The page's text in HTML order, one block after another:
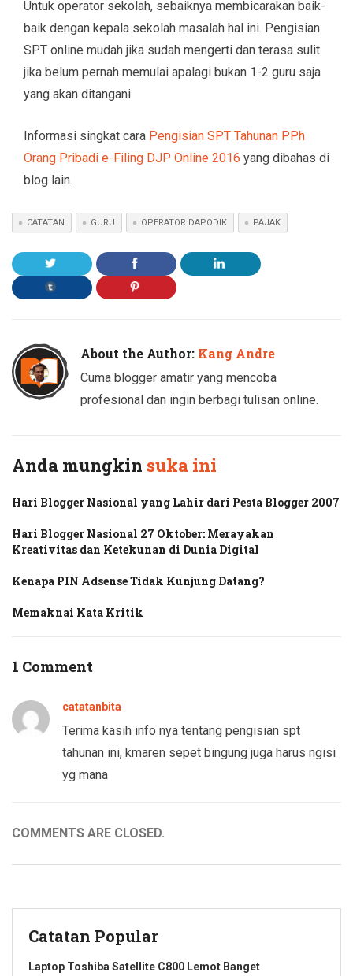
Untuk operator sekolah, sebaiknya membicarakan baik-
baik dengan kepala sekolah masalah hal ini. Pengisian
SPT online mudah jika sudah mengerti dan terasa sulit
jika belum pernah memulai apalagi bukan 1-2 guru saja
yang akan ditangani.
Informasi singkat cara Pengisian SPT Tahunan PPh
Orang Pribadi e-Filing DJP Online 2016 yang dibahas di
blog lain.
CATATAN GURU OPERATOR DAPODIK PAJAK
About the Author: Kang Andre
Cuma blogger amatir yang mencoba
profesional dan ingin berbagi tulisan online.
Anda mungkin suka ini
Hari Blogger Nasional yang Lahir dari Pesta Blogger 2007
Hari Blogger Nasional 27 Oktober: Merayakan
Kreativitas dan Ketekunan di Dunia Digital
Kenapa PIN Adsense Tidak Kunjung Datang?
Memaknai Kata Kritik
1 Comment
catatanbita
Terima kasih info nya tentang pengisian spt
tahunan ini, kmaren sepet bingung juga harus ngisi
yg mana
COMMENTS ARE CLOSED.
Catatan Popular
Laptop Toshiba Satellite C800 Lemot Banget